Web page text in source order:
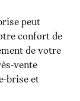
peut
confort de
de votre
vente
brise et